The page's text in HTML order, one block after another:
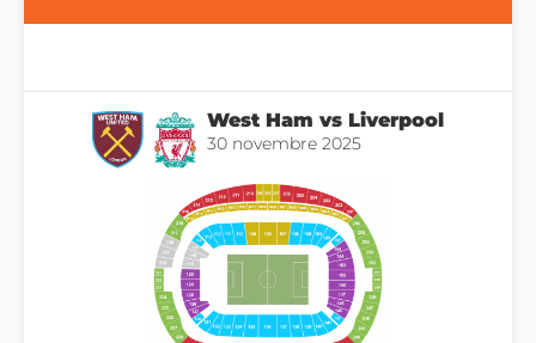
West Ham vs Liverpool
30 novembre 2025